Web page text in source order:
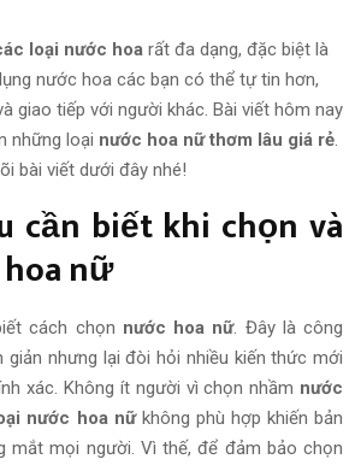
loại nước hoa rất đa dạng, đặc biệt là
nước hoa các bạn có thể tự tin hơn,
giao tiếp với người khác. Bài viết hôm nay
những loại nước hoa nữ thơm lâu giá rẻ
bài viết dưới đây nhé!
cần biết khi chọn và
nữ
cách chọn nước hoa nữ. Đây là công
nhưng lại đòi hỏi nhiều kiến thức mới
xác. Không ít người vì chọn nhầm nước
nước hoa nữ không phù hợp khiến bản
mắt mọi người. Vì thế, để đảm bảo chọn